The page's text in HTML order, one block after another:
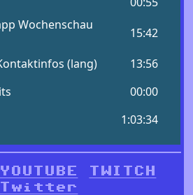
YOUTUBE
TWITCH
Twitter